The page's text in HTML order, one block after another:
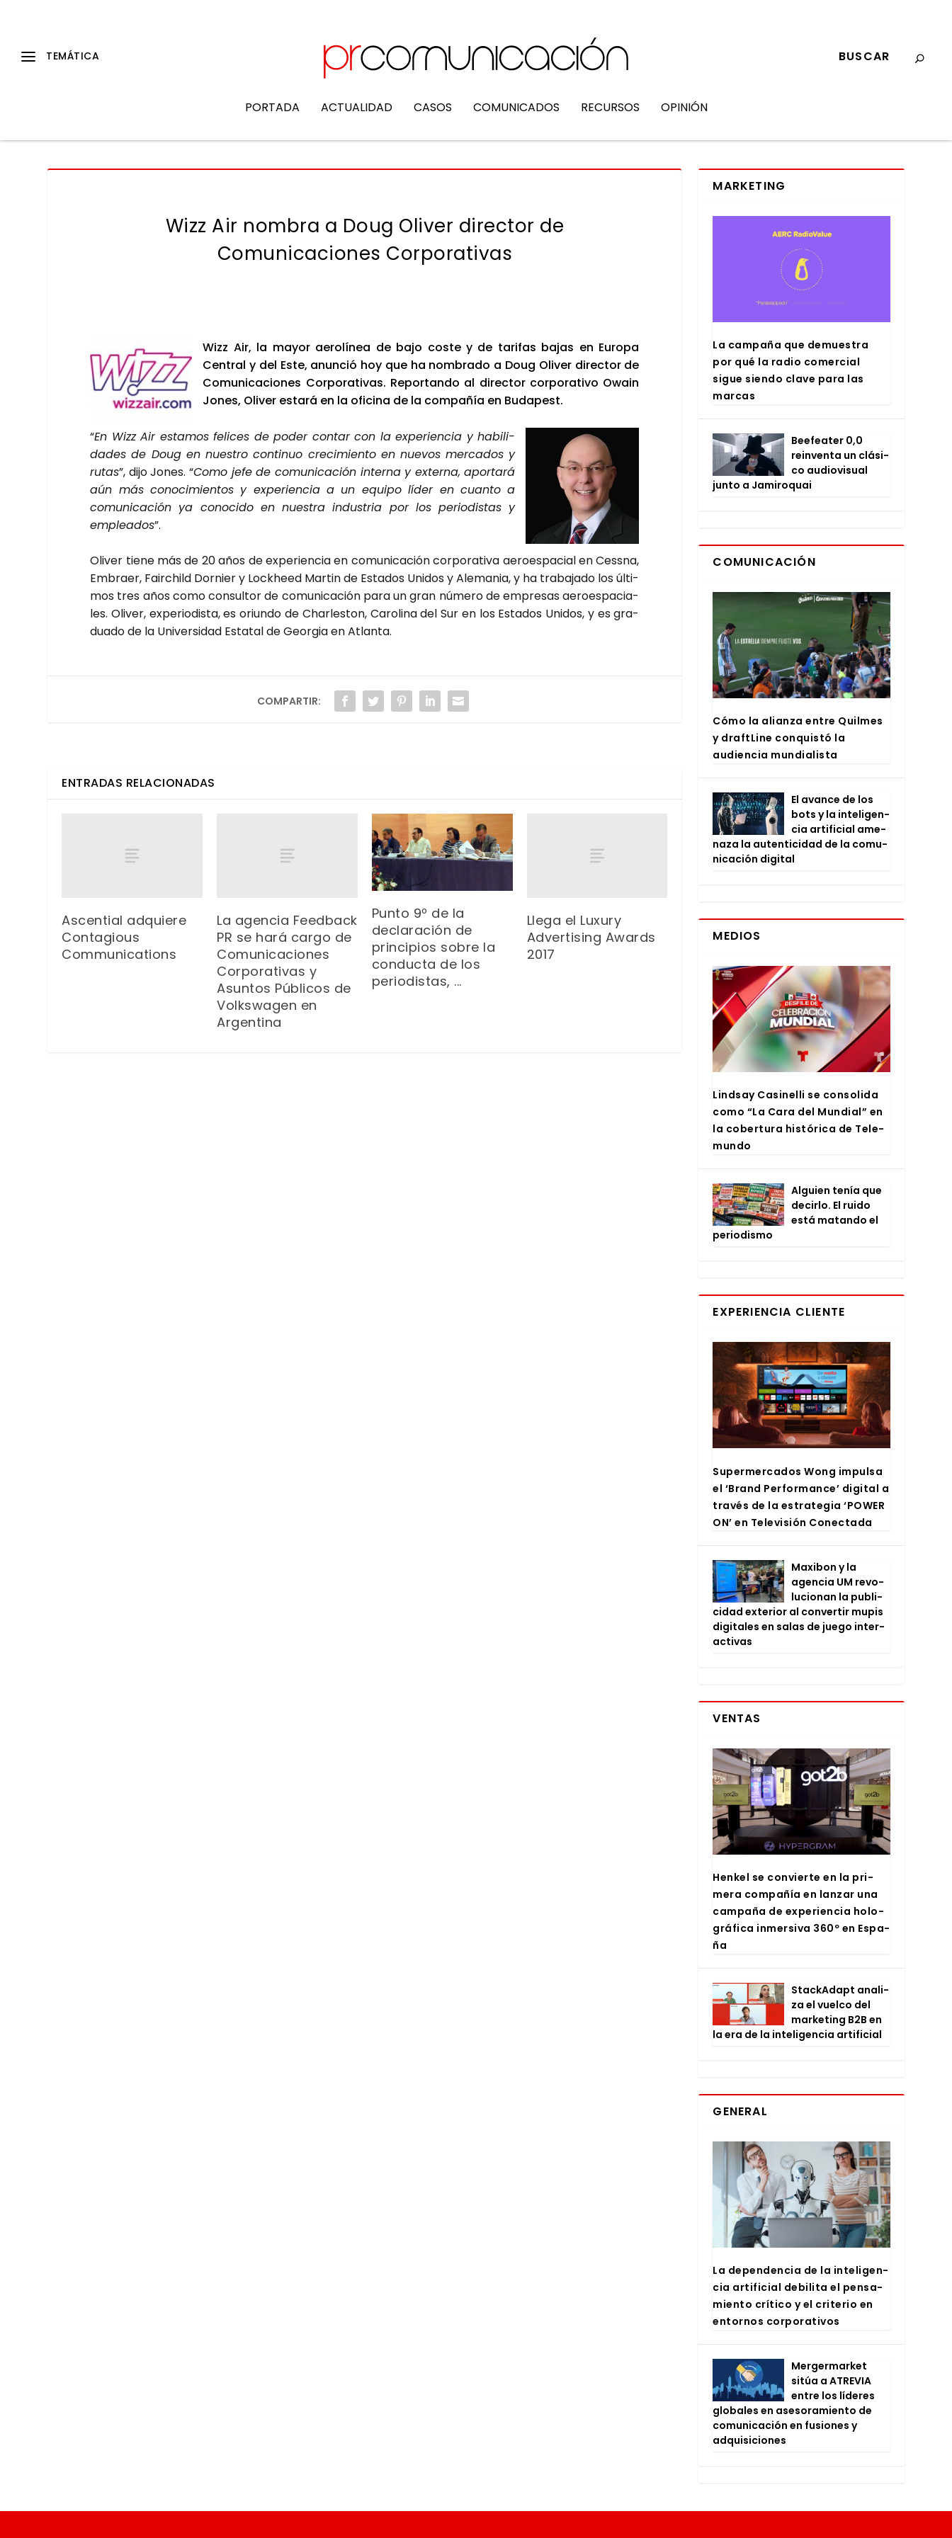
PORTADA ACTUALIDAD CASOS COMUNICADOS RECURSOS OPINIÓN
Wizz Air nombra a Doug Oliver director de
Comunicaciones Corporativas
Wizz Air, la mayor aero­lí­nea de bajo cos­te y de tari­fas bajas en Euro­pa
Cen­tral y del Este, anun­ció hoy que ha nom­bra­do a Doug Oli­ver direc­tor de
Comu­ni­ca­cio­nes Cor­po­ra­ti­vas. Repor­tan­do al direc­tor cor­po­ra­ti­vo Owain
Jones, Oli­ver esta­rá en la ofi­ci­na de la com­pa­ñía en Buda­pest.
“En Wizz Air esta­mos feli­ces de poder con­tar con la expe­rien­cia y habi­li­
da­des de Doug en nues­tro con­ti­nuo cre­ci­mien­to en nue­vos mer­ca­dos y
rutas”, dijo Jones. “Como jefe de comu­ni­ca­ción inter­na y exter­na, apor­ta­rá
aún más cono­ci­mien­tos y expe­rien­cia a un equi­po líder en cuan­to a
comu­ni­ca­ción ya cono­ci­do en nues­tra indus­tria por los perio­dis­tas y
emplea­dos”.
Oli­ver tie­ne más de 20 años de expe­rien­cia en comu­ni­ca­ción cor­po­ra­ti­va aero­es­pa­cial en Cess­na,
Embraer, Fair­child Dor­nier y Lockheed Mar­tin de Esta­dos Uni­dos y Ale­ma­nia, y ha tra­ba­ja­do los últi­
mos tres años como con­sul­tor de comu­ni­ca­ción para un gran núme­ro de empre­sas aero­es­pa­cia­
les. Oli­ver, expe­rio­dis­ta, es oriun­do de Char­les­ton, Caro­li­na del Sur en los Esta­dos Uni­dos, y es gra­
dua­do de la Uni­ver­si­dad Esta­tal de Geor­gia en Atlan­ta.
COMPARTIR:
ENTRADAS RELACIONADAS
Ascential adquiere
Contagious
Communications
La agencia Feedback
PR se hará cargo de
Comunicaciones
Corporativas y
Asuntos Públicos de
Volkswagen en
Argentina
Punto 9º de la
declaración de
principios sobre la
conducta de los
periodistas, ...
Llega el Luxury
Advertising Awards
2017
MARKETING
La cam­pa­ña que demues­tra
por qué la radio comer­cial
sigue sien­do cla­ve para las
mar­cas
Bee­fea­ter 0,0
rein­ven­ta un clá­si­
co audio­vi­sual
jun­to a Jami­ro­quai
COMUNICACIÓN
Cómo la alian­za entre Quil­mes
y draftLi­ne con­quis­tó la
audien­cia mun­dia­lis­ta
El avan­ce de los
bots y la inte­li­gen­
cia arti­fi­cial ame­
na­za la auten­ti­ci­dad de la comu­
ni­ca­ción digi­tal
MEDIOS
Lind­say Casi­ne­lli se con­so­li­da
como “La Cara del Mun­dial” en
la cober­tu­ra his­tó­ri­ca de Tele­
mun­do
Alguien tenía que
decir­lo. El rui­do
está matan­do el
perio­dis­mo
EXPERIENCIA CLIENTE
Super­mer­ca­dos Wong impul­sa
el ‘Brand Per­for­man­ce’ digi­tal a
tra­vés de la estra­te­gia ‘POWER
ON’ en Tele­vi­sión Conec­ta­da
Maxi­bon y la
agen­cia UM revo­
lu­cio­nan la publi­
ci­dad exte­rior al con­ver­tir mupis
digi­ta­les en salas de jue­go inter­
ac­ti­vas
VENTAS
Hen­kel se con­vier­te en la pri­
me­ra com­pa­ñía en lan­zar una
cam­pa­ña de expe­rien­cia holo­
grá­fi­ca inmer­si­va 360º en Espa­
ña
Stac­kA­dapt ana­li­
za el vuel­co del
mar­ke­ting B2B en
la era de la inte­li­gen­cia arti­fi­cial
GENERAL
La depen­den­cia de la inte­li­gen­
cia arti­fi­cial debi­li­ta el pen­sa­
mien­to crí­ti­co y el cri­te­rio en
entor­nos cor­po­ra­ti­vos
Mer­ger­mar­ket
sitúa a ATRE­VIA
entre los líde­res
glo­ba­les en ase­so­ra­mien­to de
comu­ni­ca­ción en fusio­nes y
adqui­si­cio­nes